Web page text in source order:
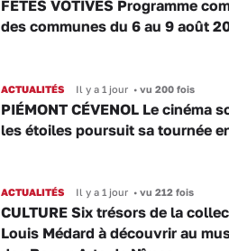
FÊTES VOTIVES Programme
des communes du 6 au 9 août
ACTUALITÉS Il y a 1 jour •vu 200 fois
PIÉMONT CÉVENOL Le cinéma
les étoiles poursuit sa tournée
ACTUALITÉS Il y a 1 jour •vu 212 fois
CULTURE Six trésors de la
Louis Médard à découvrir au